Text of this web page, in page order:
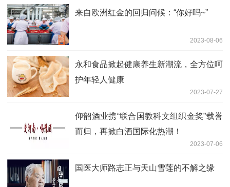
来自欧洲红金的回归问候：“你好吗~”
2023-08-06
永和食品掀起健康养生新潮流，全方位呵
护年轻人健康
2023-07-27
仰韶酒业携“联合国教科文组织金奖”载誉
而归，再掀白酒国际化热潮！
2023-07-06
国医大师路志正与天山雪莲的不解之缘